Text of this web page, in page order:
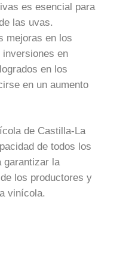
es esencial para
las uvas.
mejoras en los
en
en los
en un aumento
de Castilla-La
de todos los
garantizar la
los productores y
vinícola.